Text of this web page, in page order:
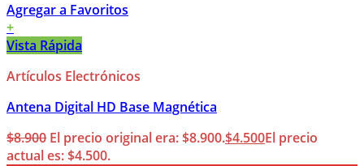
Agregar a Favoritos
+
Vista Rápida
Artículos Electrónicos
Antena Digital HD Base Magnética
$8.900 El precio original era: $8.900.$4.500El precio
actual es: $4.500.